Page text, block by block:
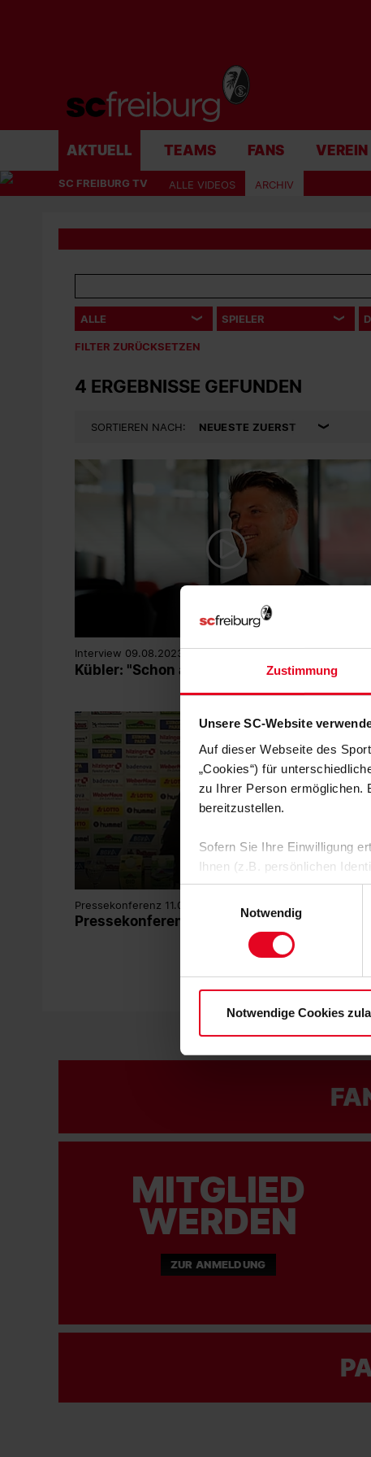
Zustimmung
Unsere SC-Website
Auf dieser Webseite des
„Cookies“) für
zu Ihrer Person ermöglichen.
bereitzustellen.
Sofern Sie Ihre Einwilligung
Ihnen (z.B. persönlichen
zulassen“-Button stimmen
personenbezogenen Daten
Soweit Sie „Notwendige
Einwilligungsauswahl
Notwendig
Notwendige Cookies
AKTUELL TEAMS FANS VEREIN
SC FREIBURG TV ALLE VIDEOS ARCHIV
FILTER ZURÜCKSETZEN
4 ERGEBNISSE GEFUNDEN
SORTIEREN NACH:
Interview 09.08.2023
Kübler: "Schon alle Phasen hier durchlebt"
Pressekonferenz 11.09.2020
Pressekonferenz vor Mannheim - XXL
MITGLIED
WERDEN
ZUR ANMELDUNG